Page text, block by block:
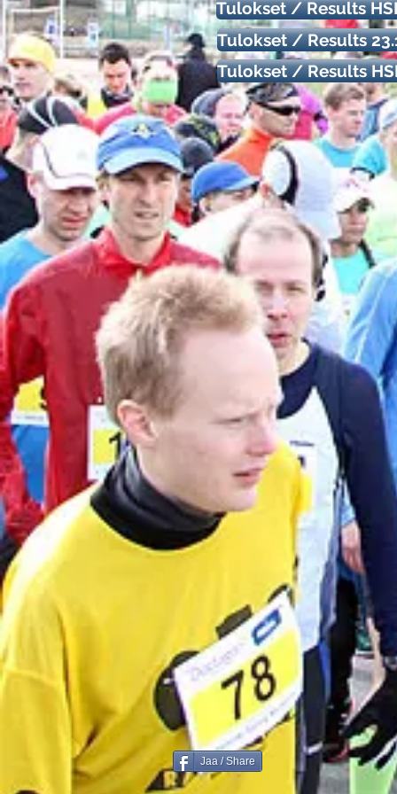
Tulokset / Results
Tulokset / Results
Tulokset / Results
Jaa / Share